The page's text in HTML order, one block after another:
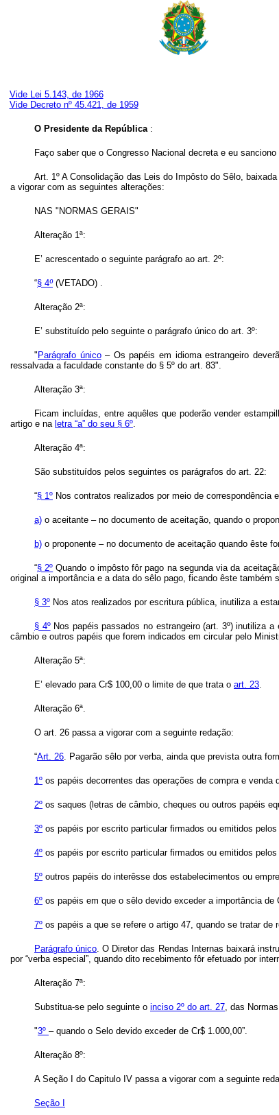
Vide Lei 5.143, de 1966
Vide Decreto nº 45.421, de 1959
O Presidente da República :
Faço saber que o Congresso Nacional decreta e eu
Art. 1º A Consolidação das Leis do Impôsto do Sêlo,
a vigorar com as seguintes alterações:
NAS "NORMAS GERAIS"
Alteração 1ª:
E’ acrescentado o seguinte parágrafo ao art. 2º:
“§ 4º (VETADO) .
Alteração 2ª:
E’ substituído pelo seguinte o parágrafo único do art. 3º:
" Parágrafo único– Os papéis em idioma estrangeiro
ressalvada a faculdade constante do § 5º do art. 83".
Alteração 3ª:
Ficam incluídas, entre aquêles que poderão vender
artigo e na letra “a” do seu § 6º.
Alteração 4ª:
São substituídos pelos seguintes os parágrafos do art. 22:
“§ 1º Nos contratos realizados por meio de correspondência
a) o aceitante – no documento de aceitação, quando o
b) o proponente – no documento de aceitação quando êste
“§ 2º Quando o impôsto fôr pago na segunda via da
original a importância e a data do sêlo pago, ficando êste
§ 3º Nos atos realizados por escritura pública, inutiliza a
§ 4ºNos papéis passados no estrangeiro (art. 3º) inutiliza
câmbio e outros papéis que forem indicados em circular pelo
Alteração 5ª:
E’ elevado para Cr$ 100,00 o limite de que trata o art. 23.
Alteração 6ª.
O art. 26 passa a vigorar com a seguinte redação:
“Art. 26. Pagarão sêlo por verba, ainda que prevista outra
1º os papéis decorrentes das operações de compra e venda
2º os saques (letras de câmbio, cheques ou outros papéis
3º os papéis por escrito particular firmados ou emitidos
4º os papéis por escrito particular firmados ou emitidos
5º outros papéis do interêsse dos estabelecimentos ou
6º os papéis em que o sêlo devido exceder a importância de
7º os papéis a que se refere o artigo 47, quando se tratar de
Parágrafo único. O Diretor das Rendas Internas baixará
por “verba especial”, quando dito recebimento fôr efetuado por
Alteração 7ª:
Substitua-se pelo seguinte o inciso 2º do art. 27, das
"3º – quando o Selo devido exceder de Cr$ 1.000,00”.
Alteração 8º:
A Seção I do Capitulo IV passa a vigorar com a seguinte
Seção I